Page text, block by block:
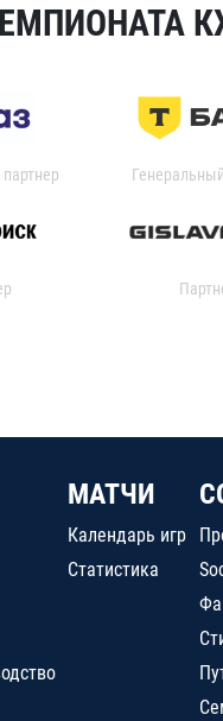
МАТЧИ
Календарь игр
Статистика